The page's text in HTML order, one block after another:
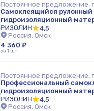
Постоянное предложение,
Самоклеящийся рулонный
гидроизоляционный
ФСа-3.0, 1×10 м
РИЗОЛИН
4,5
Россия, Омск
4 360 ₽
за 1 шт
Постоянное предложение,
Профессиональный
гидроизоляционный
Паркинг 4.0
РИЗОЛИН
4,5
Россия, Омск